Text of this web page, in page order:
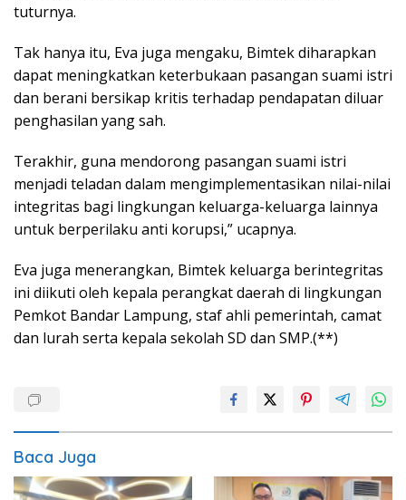
tuturnya.
Tak hanya itu, Eva juga mengaku, Bimtek diharapkan
dapat meningkatkan keterbukaan pasangan suami istri
dan berani bersikap kritis terhadap pendapatan diluar
penghasilan yang sah.
Terakhir, guna mendorong pasangan suami istri
menjadi teladan dalam mengimplementasikan nilai-nilai
integritas bagi lingkungan keluarga-keluarga lainnya
untuk berperilaku anti korupsi,” ucapnya.
Eva juga menerangkan, Bimtek keluarga berintegritas
ini diikuti oleh kepala perangkat daerah di lingkungan
Pemkot Bandar Lampung, staf ahli pemerintah, camat
dan lurah serta kepala sekolah SD dan SMP.(**)
Baca Juga